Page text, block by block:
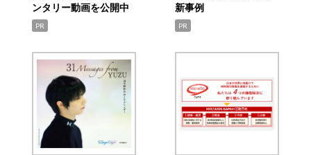
ンタリー動画を公開中
PR
新事例
PR